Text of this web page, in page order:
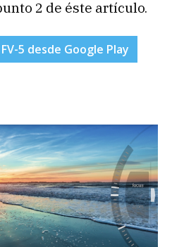
2 de éste artículo.
5 desde Google Play